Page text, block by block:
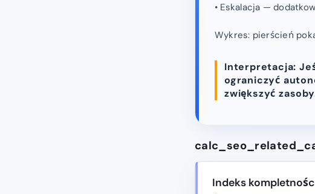
• Eskalacja —
Wykres: pierścień
Interpretacja:
ograniczyć
zwiększyć
Indeks